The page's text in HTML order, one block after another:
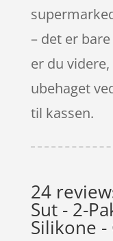
– det er
er du
ubehaget
til kassen.
24
Sut - 2-
Silikone